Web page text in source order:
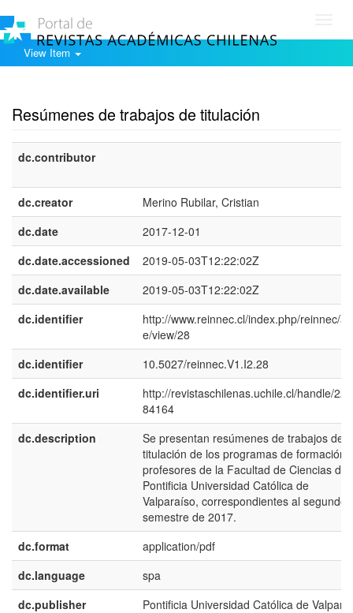
View Item
Resúmenes de trabajos de titulación
dc.contributor
dc.creator
Merino Rubilar, Cristian
dc.date
2017-12-01
dc.date.accessioned
2019-05-03T12:22:02Z
dc.date.available
2019-05-03T12:22:02Z
dc.identifier
http://www.reinnec.cl/index.php/reinnec/
e/view/28
dc.identifier
10.5027/reinnec.V1.I2.28
dc.identifier.uri
http://revistaschilenas.uchile.cl/handle/
84164
dc.description
Se presentan resúmenes de trabajos de
titulación de los programas de formación
profesores de la Facultad de Ciencias de
Pontificia Universidad Católica de
Valparaíso, correspondientes al segundo
semestre de 2017.
dc.format
application/pdf
dc.language
spa
dc.publisher
Pontificia Universidad Católica de